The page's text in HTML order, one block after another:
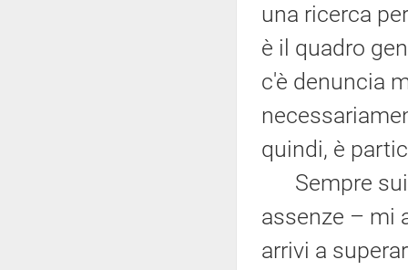
una ricerca
è il quadro
c'è denuncia
quindi, è
Sempre sui
assenze – mi
arrivi a